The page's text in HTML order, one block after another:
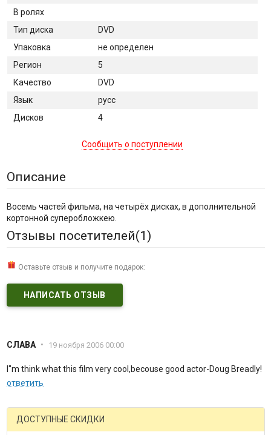
В ролях
Тип диска
DVD
Упаковка
не определен
Регион
5
Качество
DVD
Язык
русс
Дисков
4
Сообщить о поступлении
Описание
Восемь частей фильма, на четырёх дисках, в дополнительной
кортонной суперобложкею.
Отзывы посетителей(1)
Оставьте отзыв и получите подарок:
НАПИСАТЬ ОТЗЫВ
СЛАВА • 19 ноября 2006 00:00
I"m think what this film very cool,becouse good actor-Doug Breadly!
ответить
ДОСТУПНЫЕ СКИДКИ